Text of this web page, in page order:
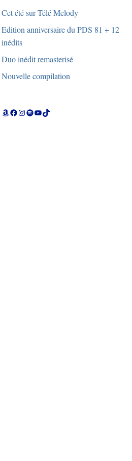
Cet été sur Télé Melody
Edition anniversaire du PDS 81 + 12
inédits
Duo inédit remasterisé
Nouvelle compilation
Amazon
Facebook
Instagram
Spotify
YouTube
TikTok